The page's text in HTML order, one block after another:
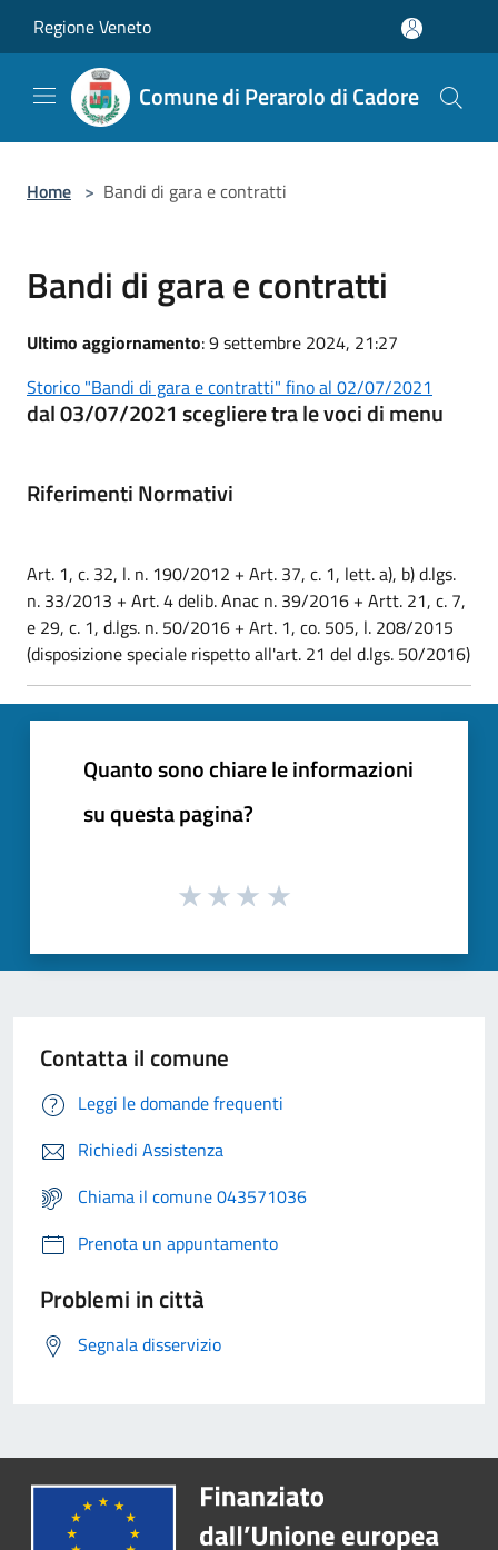
Regione Veneto
Comune di Perarolo di Cadore
Home > Bandi di gara e contratti
Bandi di gara e contratti
Ultimo aggiornamento: 9 settembre 2024, 21:27
Storico "Bandi di gara e contratti" fino al 02/07/2021
dal 03/07/2021 scegliere tra le voci di menu
Riferimenti Normativi
Art. 1, c. 32, l. n. 190/2012 + Art. 37, c. 1, lett. a), b) d.lgs.
n. 33/2013 + Art. 4 delib. Anac n. 39/2016 + Artt. 21, c. 7,
e 29, c. 1, d.lgs. n. 50/2016 + Art. 1, co. 505, l. 208/2015
(disposizione speciale rispetto all'art. 21 del d.lgs. 50/2016)
Quanto sono chiare le informazioni
su questa pagina?
Contatta il comune
Leggi le domande frequenti
Richiedi Assistenza
Chiama il comune 043571036
Prenota un appuntamento
Problemi in città
Segnala disservizio